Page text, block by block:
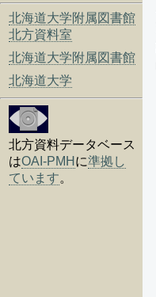
北海道大学附属図書館
北方資料室
北海道大学附属図書館
北海道大学
北方資料データベース
はOAI-PMH に準拠し
ています。